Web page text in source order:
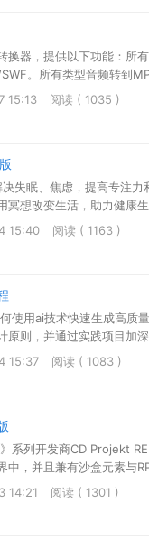
换器，提供以下功能：所
。所有类型音频转到
表中看...
15:13 阅读 ( 1035 )
失眠、焦虑，提高专注
冥想改变生活，助力健康
15:40 阅读 ( 1163 )
使用ai技术快速生成高质
原则，并通过实践项目加
15:37 阅读 ( 1083 )
系列开发商CD Projekt
中，并且兼有沙盒元素与
定义自己的角色，无论是
装置和致命的武器。
14:21 阅读 ( 1301 )